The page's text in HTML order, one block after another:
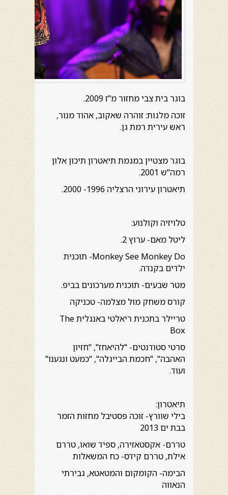
בוגר בית צבי מחזור מ"ז 2009.
זוכה מלגות: זוהרה שאקוב, אהוד מנור,
ראש עירית רמת גן.
בוגר מצטיין במגמת תיאטרון תיכון אלון
רמה"ש 2001.
תיאטרון עירוני הרצליה 1996- 2000.
טלויזיה וקולנוע:
ליטל מאם- ערוץ 2.
Monkey See Monkey Do- תוכנית
ילדים בקנדה.
מטר שבעים- תוכנית מערכונים בביפ.
קורס משחק מול מצלמה- טכניקה
טריילר בתכנית ריאלטי באנגלית The
Box
סרטי סטודנטים- "להיאחז", "חזיון
האהבה", "חכמת הבייגלה", "כמעט ונגענו"
ועוד.
תיאטרון:
בילי שוורץ- זוכה פסטיבל מחזות הזמר
בבת ים 2013
טררם- אקסטאזירה, ספיד שואו, טררם
אילת, טררם קידס- כח המשאלות
הבימה- הקומקום והמטאטא, גבירתי
הנאווה